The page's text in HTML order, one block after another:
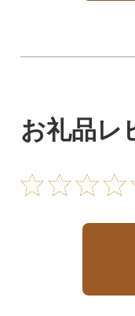
お礼品レ